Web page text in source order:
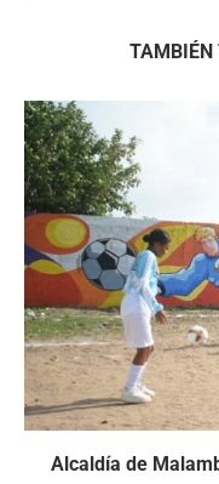
TAMBIÉN
Alcaldía de